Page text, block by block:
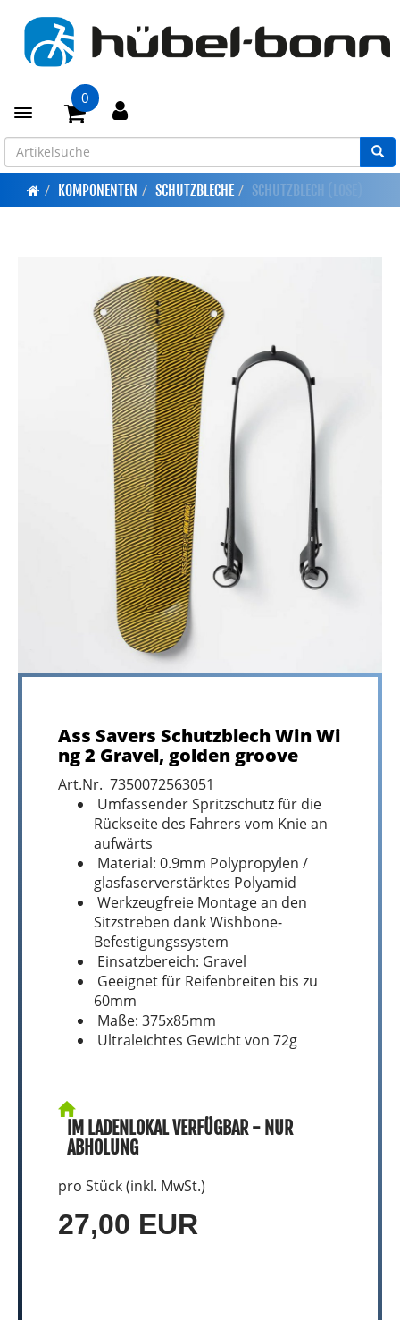
Toggle navigation
0
KOMPONENTEN SCHUTZBLECHE SCHUTZBLECH (LOSE)
Ass Savers Schutzblech Win Wi
ng 2 Gravel, golden groove
Art.Nr. 7350072563051
Umfassender Spritzschutz für die
Rückseite des Fahrers vom Knie an
aufwärts
Material: 0.9mm Polypropylen /
glasfaserverstärktes Polyamid
Werkzeugfreie Montage an den
Sitzstreben dank Wishbone-
Befestigungssystem
Einsatzbereich: Gravel
Geeignet für Reifenbreiten bis zu
60mm
Maße: 375x85mm
Ultraleichtes Gewicht von 72g
IM LADENLOKAL VERFÜGBAR - NUR
ABHOLUNG
pro Stück (inkl. MwSt.)
27,00 EUR